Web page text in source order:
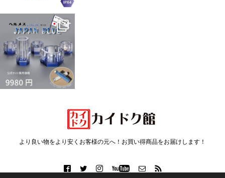
より良い物をより安くお客様の元へ！お買い得商品をお届けします！